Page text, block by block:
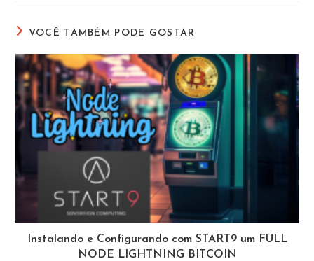
VOCÊ TAMBÉM PODE GOSTAR
Instalando e Configurando com START9 um FULL
NODE LIGHTNING BITCOIN